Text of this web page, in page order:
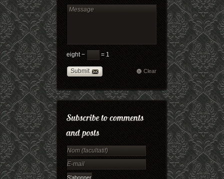
eight − = 1
Submit Clear